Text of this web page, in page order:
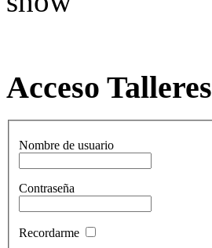
Acceso Talleres
Nombre de usuario
Contraseña
Recordarme